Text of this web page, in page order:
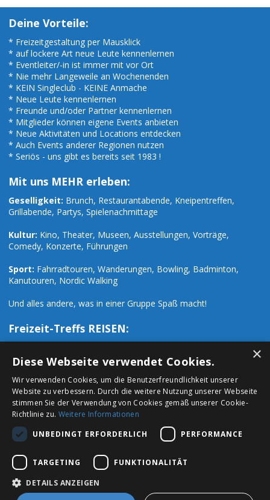
Deine Vorteile:
* Freizeitgestaltung per Mausklick
* auf lockere Art neue Leute kennenlernen
* Eventleiter/-in ist immer mit vor Ort
* Nie mehr Langeweile an Wochenenden
* KEIN Singleclub - KEINE Anmache
* Neue Leute kennenlernen
* Freunde und/oder Partner kennenlernen
* Mitglieder können eigene Events anbieten
* Neue Aktivitäten und Locations entdecken
* Auch Events anderer Regionen nutzen
* Seriös - uns gibt es bereits seit 1983 !
Mit uns MEHR erleben:
Geselligkeit: Brunch, Restaurantabende, Kneipentreffen,
Grillabende, Partys, Spielenachmittage
Kultur: Kino, Theater, Museen, Ausstellungen, Vorträge,
Comedy, Konzerte, Führungen
Sport: Fahrradtouren, Wanderungen, Bowling, Badminton,
Kanutouren, Nordic Walking
Und alles andere, was in einer Gruppe Spaß macht!
Freizeit-Treffs REISEN:
auch Ausflüge und Reisen:
Städtetrips:Paris, London, Prag, Rom, Hamburg, Mailand u.a.
Urlaubsreisen: Ski- Wander- Fahrrad- und Urlaubsreisen
sowie Vorträge, Seminare und Workshops
Datenschutz
AGB
×
Diese Webseite verwendet Cookies.
Wir verwenden Cookies, um die Benutzerfreundlichkeit unserer
Website zu verbessern. Durch die weitere Nutzung unserer Webseite
stimmen Sie der Verwendung von Cookies gemäß unserer Cookie-
Richtlinie zu. Weitere Informationen
UNBEDINGT ERFORDERLICH
PERFORMANCE
TARGETING FUNKTIONALITÄT
DETAILS ANZEIGEN